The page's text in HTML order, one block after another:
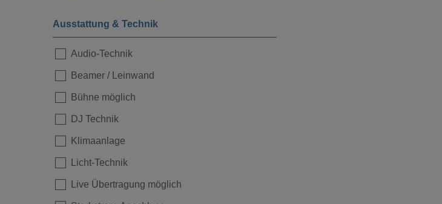
Ausstattung & Technik
Audio-Technik
Beamer / Leinwand
Bühne möglich
DJ Technik
Klimaanlage
Licht-Technik
Live Übertragung möglich